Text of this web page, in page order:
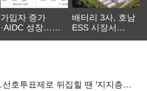
가입자 증가
·AIDC 성장…
배터리 3사, 호남
ESS 시장서
호투표제로 뒤집힐 땐 '지지층